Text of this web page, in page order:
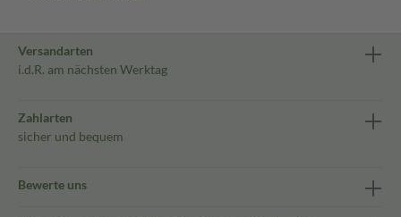
Versandarten
i.d.R. am nächsten Werktag
Zahlarten
sicher und bequem
Bewerte uns